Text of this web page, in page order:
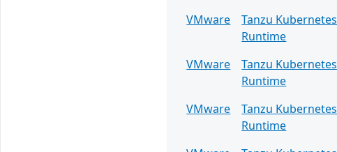
VMware
Tanzu Kubernetes
Runtime
VMware
Tanzu Kubernetes
Runtime
VMware
Tanzu Kubernetes
Runtime